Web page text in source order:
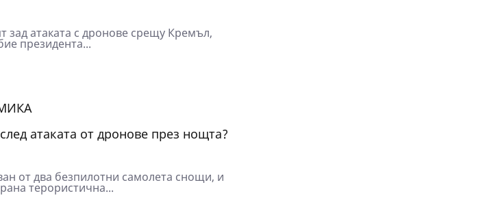
зад атаката с дронове срещу Кремъл,
президента...
атаката от дронове през нощта?
от два безпилотни самолета снощи, и
терористична...